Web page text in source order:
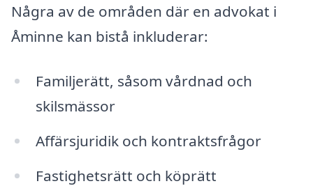
Några av de områden där en advokat i
Åminne kan bistå inkluderar:
Familjerätt, såsom vårdnad och
skilsmässor
Affärsjuridik och kontraktsfrågor
Fastighetsrätt och köprätt